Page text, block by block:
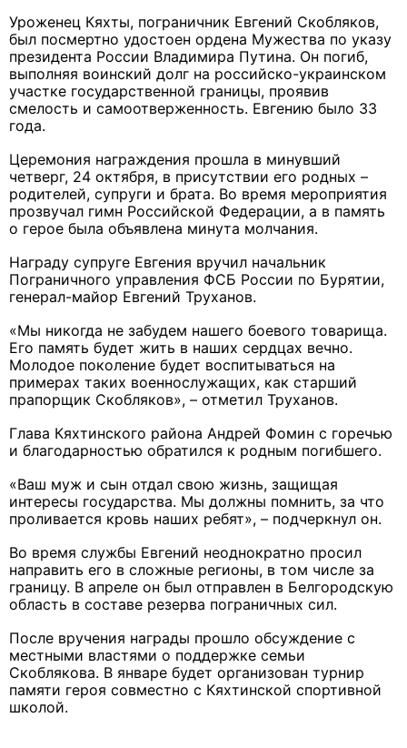
Уроженец Кяхты, пограничник Евгений Скобляков,
был посмертно удостоен ордена Мужества по указу
президента России Владимира Путина. Он погиб,
выполняя воинский долг на российско-украинском
участке государственной границы, проявив
смелость и самоотверженность. Евгению было 33
года.
Церемония награждения прошла в минувший
четверг, 24 октября, в присутствии его родных –
родителей, супруги и брата. Во время мероприятия
прозвучал гимн Российской Федерации, а в память
о герое была объявлена минута молчания.
Награду супруге Евгения вручил начальник
Пограничного управления ФСБ России по Бурятии,
генерал-майор Евгений Труханов.
«Мы никогда не забудем нашего боевого товарища.
Его память будет жить в наших сердцах вечно.
Молодое поколение будет воспитываться на
примерах таких военнослужащих, как старший
прапорщик Скобляков», – отметил Труханов.
Глава Кяхтинского района Андрей Фомин с горечью
и благодарностью обратился к родным погибшего.
«Ваш муж и сын отдал свою жизнь, защищая
интересы государства. Мы должны помнить, за что
проливается кровь наших ребят», – подчеркнул он.
Во время службы Евгений неоднократно просил
направить его в сложные регионы, в том числе за
границу. В апреле он был отправлен в Белгородскую
область в составе резерва пограничных сил.
После вручения награды прошло обсуждение с
местными властями о поддержке семьи
Скоблякова. В январе будет организован турнир
памяти героя совместно с Кяхтинской спортивной
школой.